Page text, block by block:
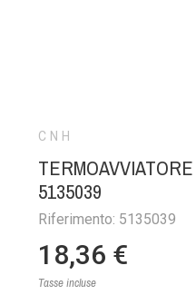
CNH
5135039
Riferimento: 5135039
18,36 €
Tasse incluse